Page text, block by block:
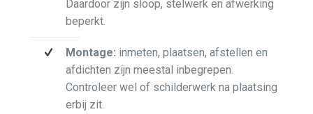
Daardoor zijn sloop, stelwerk en afwerking
beperkt.
Montage: inmeten, plaatsen, afstellen en
afdichten zijn meestal inbegrepen.
Controleer wel of schilderwerk na plaatsing
erbij zit.